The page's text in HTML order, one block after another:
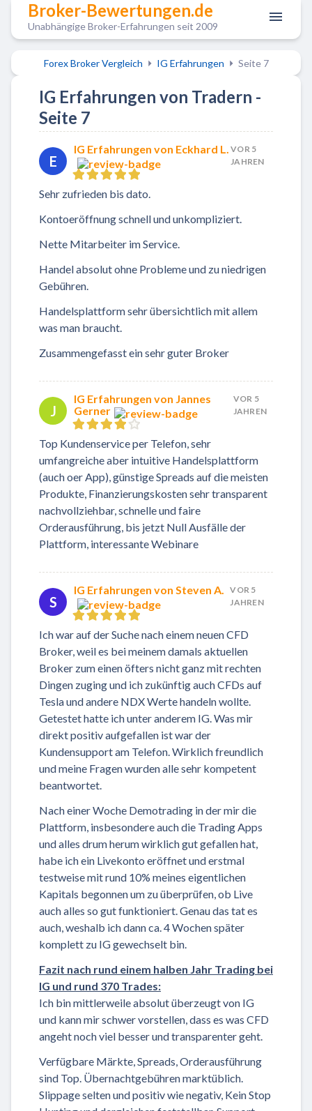
Broker-Bewertungen.de
Unabhängige Broker-Erfahrungen seit 2009
Forex Broker Vergleich IG Erfahrungen Seite 7
IG Erfahrungen von Tradern -
Seite 7
E
IG Erfahrungen von Eckhard L. VOR 5
JAHREN
Sehr zufrieden bis dato.
Kontoeröffnung schnell und unkompliziert.
Nette Mitarbeiter im Service.
Handel absolut ohne Probleme und zu niedrigen
Gebühren.
Handelsplattform sehr übersichtlich mit allem
was man braucht.
Zusammengefasst ein sehr guter Broker
J
IG Erfahrungen von Jannes
Gerner
VOR 5
JAHREN
Top Kundenservice per Telefon, sehr
umfangreiche aber intuitive Handelsplattform
(auch oer App), günstige Spreads auf die meisten
Produkte, Finanzierungskosten sehr transparent
nachvollziehbar, schnelle und faire
Orderausführung, bis jetzt Null Ausfälle der
Plattform, interessante Webinare
S
IG Erfahrungen von Steven A.
VOR 5
JAHREN
Ich war auf der Suche nach einem neuen CFD
Broker, weil es bei meinem damals aktuellen
Broker zum einen öfters nicht ganz mit rechten
Dingen zuging und ich zukünftig auch CFDs auf
Tesla und andere NDX Werte handeln wollte.
Getestet hatte ich unter anderem IG. Was mir
direkt positiv aufgefallen ist war der
Kundensupport am Telefon. Wirklich freundlich
und meine Fragen wurden alle sehr kompetent
beantwortet.
Nach einer Woche Demotrading in der mir die
Plattform, insbesondere auch die Trading Apps
und alles drum herum wirklich gut gefallen hat,
habe ich ein Livekonto eröffnet und erstmal
testweise mit rund 10% meines eigentlichen
Kapitals begonnen um zu überprüfen, ob Live
auch alles so gut funktioniert. Genau das tat es
auch, weshalb ich dann ca. 4 Wochen später
komplett zu IG gewechselt bin.
Fazit nach rund einem halben Jahr Trading bei
IG und rund 370 Trades:
Ich bin mittlerweile absolut überzeugt von IG
und kann mir schwer vorstellen, dass es was CFD
angeht noch viel besser und transparenter geht.
Verfügbare Märkte, Spreads, Orderausführung
sind Top. Übernachtgebühren marktüblich.
Slippage selten und positiv wie negativ, Kein Stop